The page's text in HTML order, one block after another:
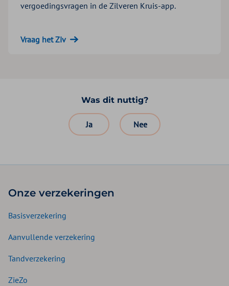
vergoedingsvragen in de Zilveren Kruis-app.
Vraag het Ziv
Was dit nuttig?
Ja Nee
Onze verzekeringen
Basisverzekering
Aanvullende verzekering
Tandverzekering
ZieZo